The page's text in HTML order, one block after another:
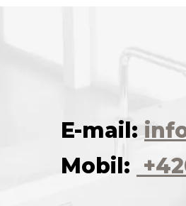
E-mail:
Mobil: